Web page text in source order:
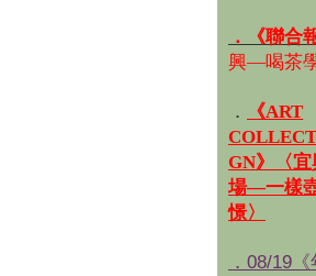
．《聯合
興—喝茶
．
《ART
GN》〈
場—一樣
憬〉
．08/19